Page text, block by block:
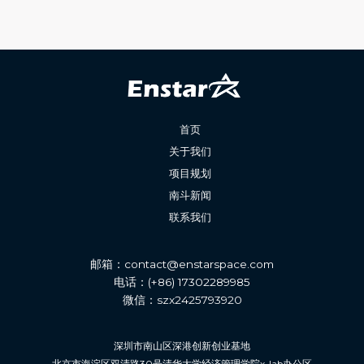
首页
关于我们
项目规划
南斗新闻
联系我们
邮箱：contact@enstarspace.com
电话：(+86)17302289985
微信：szx2425793920
深圳市南山区深港创新创业基地